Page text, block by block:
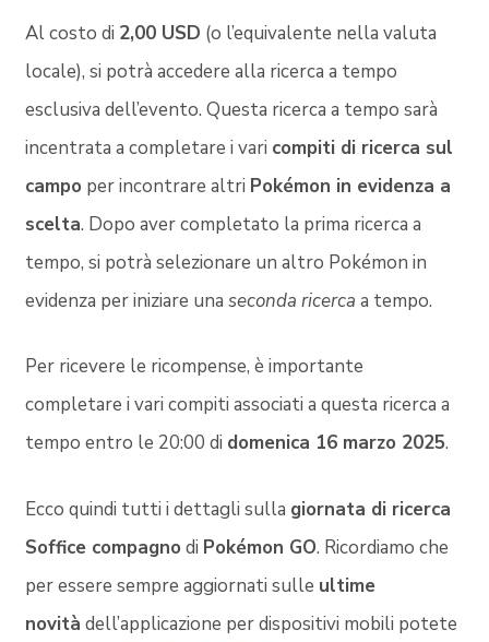
Al costo di 2,00 USD (o l’equivalente nella valuta
locale), si potrà accedere alla ricerca a tempo
esclusiva dell’evento. Questa ricerca a tempo sarà
incentrata a completare i vari compiti di ricerca sul
campo per incontrare altri Pokémon in evidenza a
scelta. Dopo aver completato la prima ricerca a
tempo, si potrà selezionare un altro Pokémon in
evidenza per iniziare una seconda ricerca a tempo.
Per ricevere le ricompense, è importante
completare i vari compiti associati a questa ricerca a
tempo entro le 20:00 di domenica 16 marzo 2025.
Ecco quindi tutti i dettagli sulla giornata di ricerca
Soffice compagno di Pokémon GO. Ricordiamo che
per essere sempre aggiornati sulle ultime
novità dell’applicazione per dispositivi mobili potete